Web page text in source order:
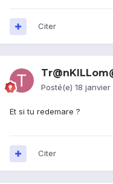
Citer
Posté(e) 18 janvier
Et si tu redemare ?
Citer